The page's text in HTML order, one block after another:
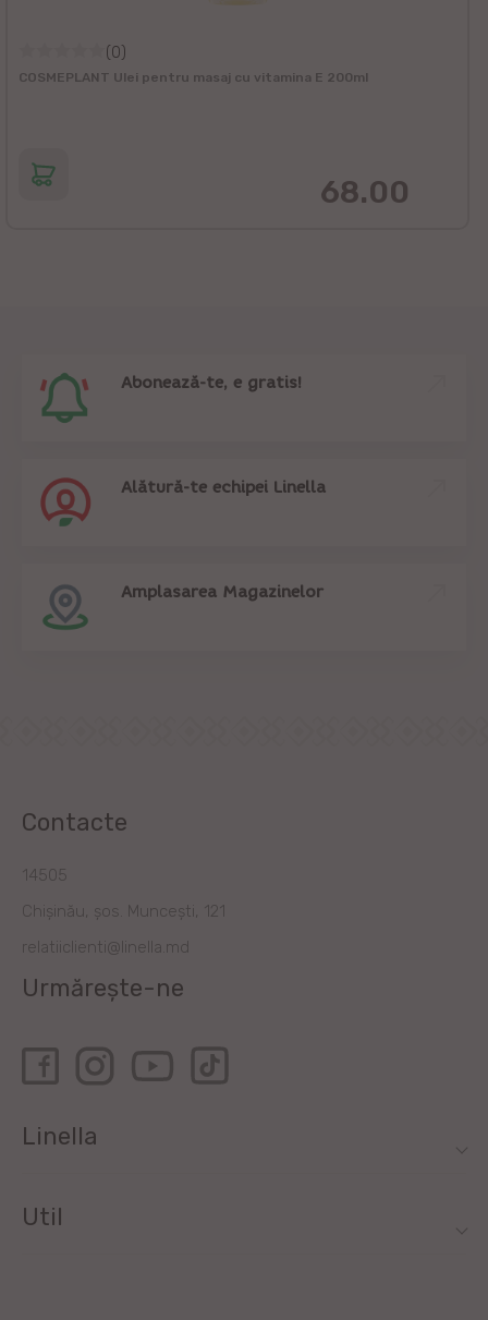
(0)
COSMEPLANT Ulei pentru masaj cu vitamina E 200ml
68.00
Abonează-te, e gratis!
Alătură-te echipei Linella
Amplasarea Magazinelor
Contacte
14505
Chișinău, șos. Muncești, 121
relatiiclienti@linella.md
Urmărește-ne
Linella
Util